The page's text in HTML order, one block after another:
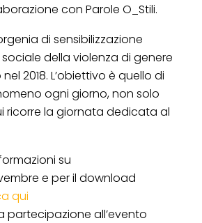
con Parole O_Stili.
di sensibilizzazione
sociale della violenza di genere
2018. L’obiettivo è quello di
ogni giorno, non solo
ricorre la giornata dedicata al
su
e per il download
qui
partecipazione all’evento